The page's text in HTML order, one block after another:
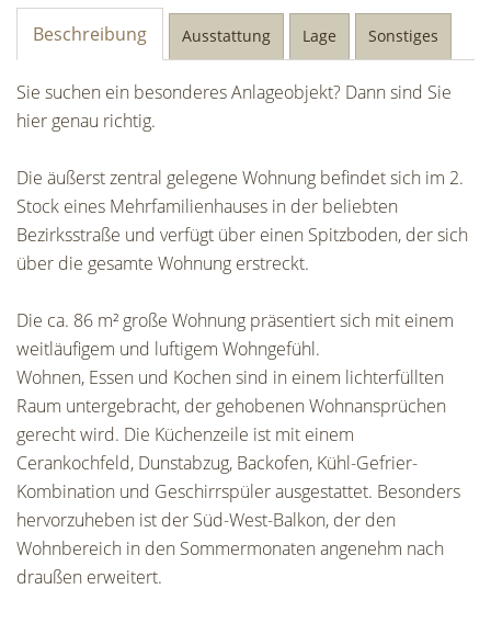
Beschreibung Ausstattung Lage Sonstiges
Sie suchen ein besonderes Anlageobjekt? Dann sind Sie
hier genau richtig.
Die äußerst zentral gelegene Wohnung befindet sich im 2.
Stock eines Mehrfamilienhauses in der beliebten
Bezirksstraße und verfügt über einen Spitzboden, der sich
über die gesamte Wohnung erstreckt.
Die ca. 86 m² große Wohnung präsentiert sich mit einem
weitläufigem und luftigem Wohngefühl.
Wohnen, Essen und Kochen sind in einem lichterfüllten
Raum untergebracht, der gehobenen Wohnansprüchen
gerecht wird. Die Küchenzeile ist mit einem
Cerankochfeld, Dunstabzug, Backofen, Kühl-Gefrier-
Kombination und Geschirrspüler ausgestattet. Besonders
hervorzuheben ist der Süd-West-Balkon, der den
Wohnbereich in den Sommermonaten angenehm nach
draußen erweitert.